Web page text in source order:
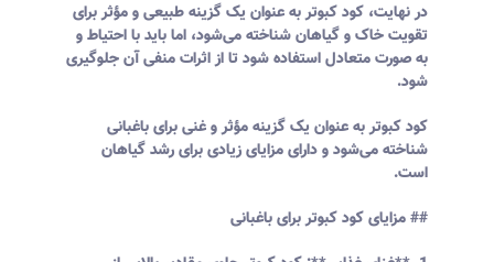
در نهایت، کود کبوتر به عنوان یک گزینه طبیعی و مؤثر برای
تقویت خاک و گیاهان شناخته می‌شود، اما باید با احتیاط و
به صورت متعادل استفاده شود تا از اثرات منفی آن جلوگیری
شود.
کود کبوتر به عنوان یک گزینه مؤثر و غنی برای باغبانی
شناخته می‌شود و دارای مزایای زیادی برای رشد گیاهان
است.
## مزایای کود کبوتر برای باغبانی